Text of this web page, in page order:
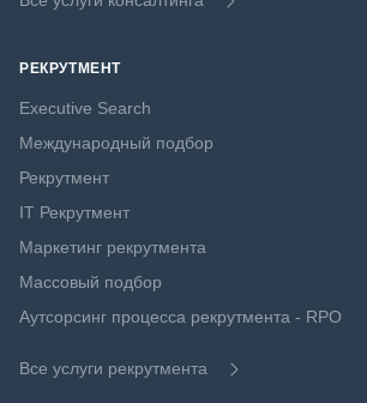
РЕКРУТМЕНТ
Executive Search
Международный подбор
Рекрутмент
IT Рекрутмент
Маркетинг рекрутмента
Массовый подбор
Аутсорсинг процесса рекрутмента - RPO
Все услуги рекрутмента